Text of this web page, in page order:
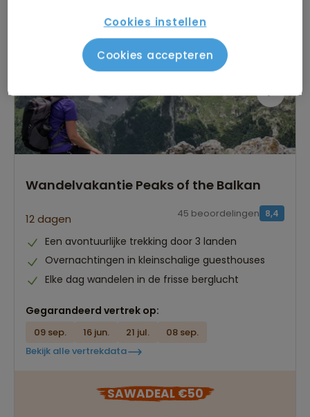
Wandelvakanties Verwijder alle filters
Wandelvakantie Peaks of the Balkan
12 dagen 8,4
45 beoordelingen
Een avontuurlijke trekking door 3 landen
Overnachtingen in kleinschalige guesthouses
Elke dag wandelen in de frisse berglucht
Gegarandeerd vertrek op:
09 sep. 16 jun. 21 jul.
08 sep.
Bekijk alle vertrekdata
SAWADEAL €50
Cookies instellen
Cookies accepteren